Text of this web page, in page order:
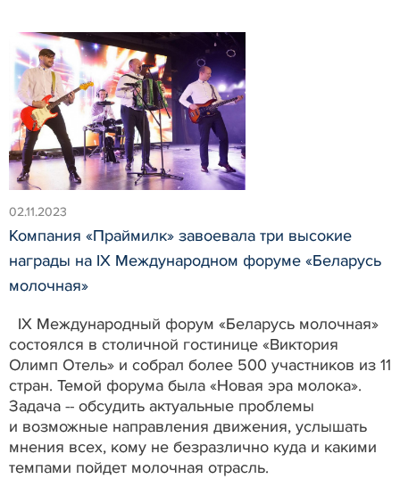
02.11.2023
Компания «Праймилк» завоевала три высокие
награды на IX Международном форуме «Беларусь
молочная»
IX Международный форум «Беларусь молочная»
состоялся в столичной гостинице «Виктория
Олимп Отель» и собрал более 500 участников из 11
стран. Темой форума была «Новая эра молока».
Задача -- обсудить актуальные проблемы
и возможные направления движения, услышать
мнения всех, кому не безразлично куда и какими
темпами пойдет молочная отрасль.